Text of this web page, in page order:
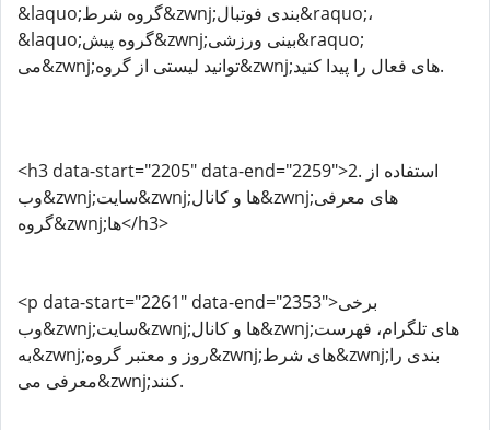
&laquo;گروه شرط&zwnj;بندی فوتبال&raquo;،
&laquo;گروه پیش&zwnj;بینی ورزشی&raquo;
می&zwnj;توانید لیستی از گروه&zwnj;های فعال را پیدا کنید.
<h3 data-start="2205" data-end="2259">2. استفاده از
وب&zwnj;سایت&zwnj;ها و کانال&zwnj;های معرفی
گروه&zwnj;ها</h3>
<p data-start="2261" data-end="2353">برخی
وب&zwnj;سایت&zwnj;ها و کانال&zwnj;های تلگرام، فهرست
به&zwnj;روز و معتبر گروه&zwnj;های شرط&zwnj;بندی را
معرفی می&zwnj;کنند.